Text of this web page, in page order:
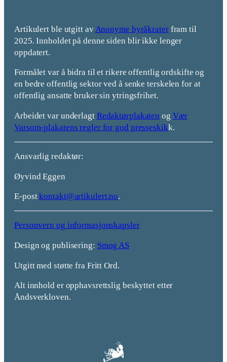
Artikulert ble utgitt avAnonyme byråkraterfram til
2025. Innholdet på denne siden blir ikke lenger
oppdatert.
Formålet var å bidra til et rikere offentlig ordskifte og
en bedre offentlig sektor ved å senke terskelen for at
offentlig ansatte bruker sin ytringsfrihet.
Arbeidet var underlagt Redaktørplakaten og Vær
Varsom-plakatens regler for god presseskikk.
Ansvarlig redaktør:
Øyvind Eggen
E-postkontakt@artikulert.no.
Personvern og informasjonskapsler
Design og publisering: Smog AS
Utgitt med støtte fra Fritt Ord.
Alt innhold er opphavsrettslig beskyttet etter
Åndsverkloven.